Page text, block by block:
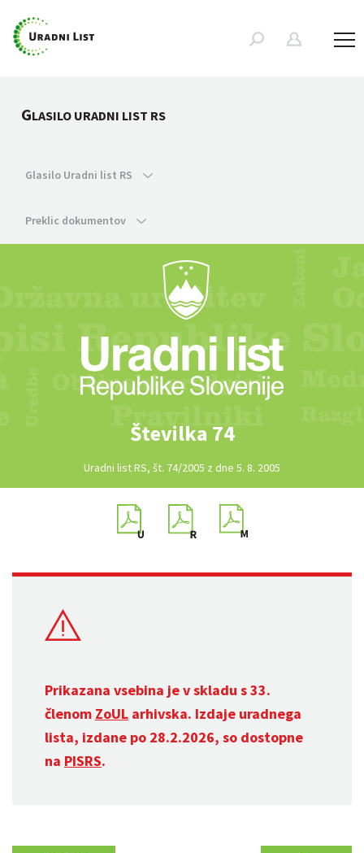
GLASILO URADNI LIST RS
Glasilo Uradni list RS
Preklic dokumentov
Številka 74
Uradni list RS, št. 74/2005 z dne 5. 8. 2005
Prikazana vsebina je v skladu s 33.
členom ZoUL arhivska. Izdaje uradnega
lista, izdane po 28.2.2026, so dostopne
na PISRS.